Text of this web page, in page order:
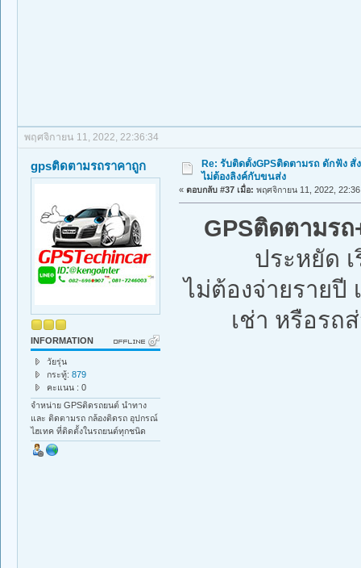
พฤศจิกายน 11, 2022, 22:36:34
gpsติดตามรถราคาถูก
INFORMATION
วัยรุ่น
กระทู้: 879
คะแนน : 0
จำหน่าย GPSติดรถยนต์ นำทาง
และ ติดตามรถ กล้องติดรถ อุปกรณ์
ไฮเทค ที่ติดตั้งในรถยนต์ทุกชนิด
Re: รับติดตั้งGPSติดตามรถ ดักฟัง สั่
ไม่ต้องลิงค์กับขนส่ง
« ตอบกลับ #37 เมื่อ: พฤศจิกายน 11, 2022,
GPSติดตามร
ประหยัด
ไม่ต้องจ่ายรายปี
เช่า หรือรถ